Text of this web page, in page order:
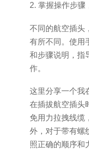
2. 掌握操作步骤
不同的航空插头
有所不同。使用
和步骤说明，指
作。
这里分享一个我
在插拔航空插头
免用力拉拽线缆
外，对于带有螺
照正确的顺序和